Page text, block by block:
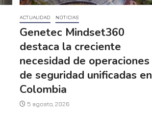
ACTUALIDAD NOTICIAS
Genetec Mindset360
destaca la creciente
necesidad de operaciones
de seguridad unificadas en
Colombia
5 agosto, 2026